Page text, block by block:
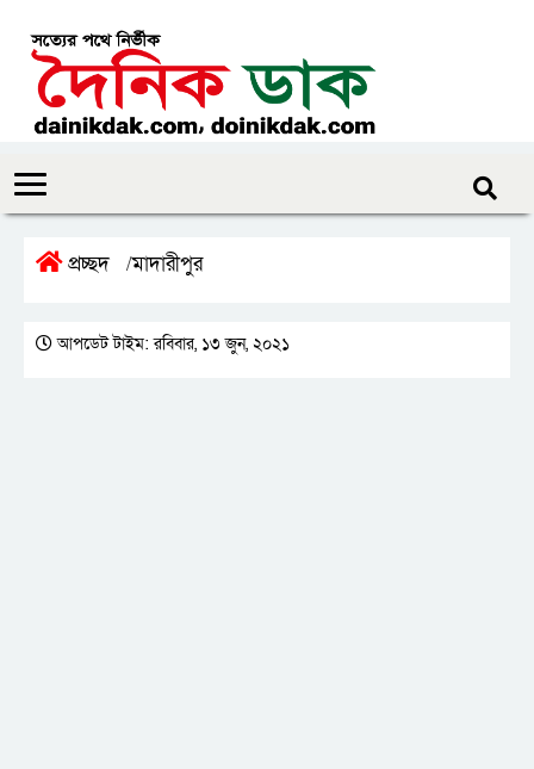
প্রচ্ছদ /মাদারীপুর
আপডেট টাইম: রবিবার, ১৩ জুন, ২০২১